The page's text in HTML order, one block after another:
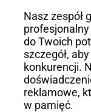
Nasz zespół
do Twoich
szczegół,
konkurencji.
reklamowe,
w pamięć.